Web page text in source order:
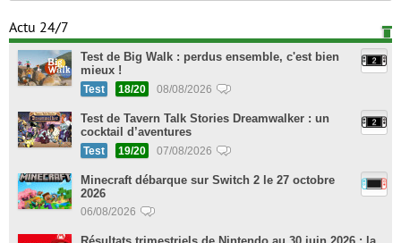
Actu 24/7
Test de Big Walk : perdus ensemble, c'est bien
mieux !
Test 18/20 08/08/2026
Test de Tavern Talk Stories Dreamwalker : un
cocktail d’aventures
Test 19/20 07/08/2026
Minecraft débarque sur Switch 2 le 27 octobre
2026
06/08/2026